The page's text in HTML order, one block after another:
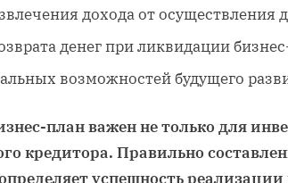
дохода от осуществления
денег при ликвидации
возможностей будущего
план важен не только для
кредитора. Правильно
успешность